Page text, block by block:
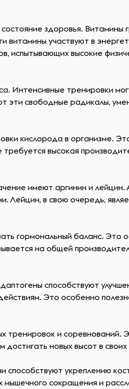
здоровья. Витамины
витамины участвуют в
испытывающих высокие
Интенсивные тренировки
эти свободные радикалы,
кислорода в организме.
высокая
имеют аргинин и лейцин.
Лейцин, в свою очередь,
гормональный баланс. Это
на общей
способствуют
Это особенно
тренировок и соревнований.
новых высот в
способствуют укреплению
сокращения и